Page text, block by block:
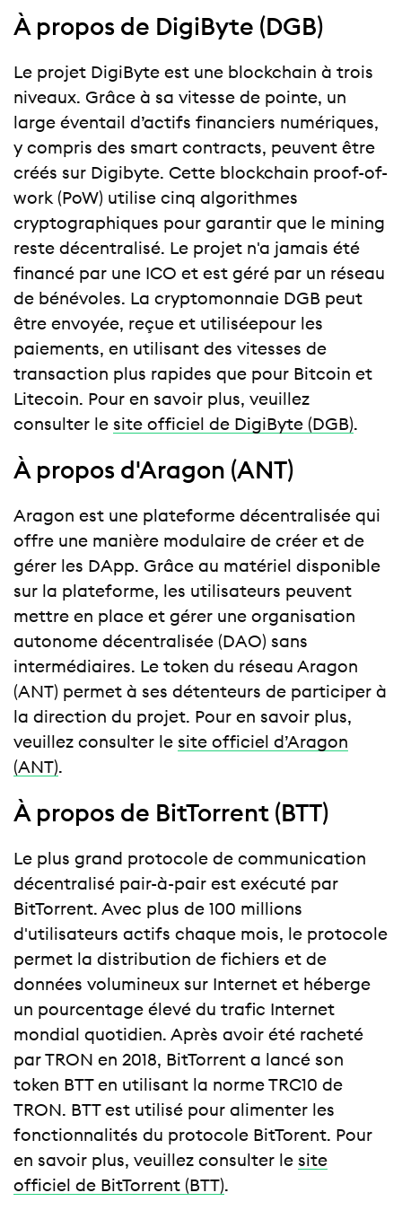
À propos de DigiByte (DGB)
Le projet DigiByte est une blockchain à trois
niveaux. Grâce à sa vitesse de pointe, un
large éventail d’actifs financiers numériques,
y compris des smart contracts, peuvent être
créés sur Digibyte. Cette blockchain proof-of-
work (PoW) utilise cinq algorithmes
cryptographiques pour garantir que le mining
reste décentralisé. Le projet n'a jamais été
financé par une ICO et est géré par un réseau
de bénévoles. La cryptomonnaie DGB peut
être envoyée, reçue et utiliséepour les
paiements, en utilisant des vitesses de
transaction plus rapides que pour Bitcoin et
Litecoin. Pour en savoir plus, veuillez
consulter le site officiel de DigiByte (DGB).
À propos d'Aragon (ANT)
Aragon est une plateforme décentralisée qui
offre une manière modulaire de créer et de
gérer les DApp. Grâce au matériel disponible
sur la plateforme, les utilisateurs peuvent
mettre en place et gérer une organisation
autonome décentralisée (DAO) sans
intermédiaires. Le token du réseau Aragon
(ANT) permet à ses détenteurs de participer à
la direction du projet. Pour en savoir plus,
veuillez consulter le site officiel d’Aragon
(ANT).
À propos de BitTorrent (BTT)
Le plus grand protocole de communication
décentralisé pair-à-pair est exécuté par
BitTorrent. Avec plus de 100 millions
d'utilisateurs actifs chaque mois, le protocole
permet la distribution de fichiers et de
données volumineux sur Internet et héberge
un pourcentage élevé du trafic Internet
mondial quotidien. Après avoir été racheté
par TRON en 2018, BitTorrent a lancé son
token BTT en utilisant la norme TRC10 de
TRON. BTT est utilisé pour alimenter les
fonctionnalités du protocole BitTorent. Pour
en savoir plus, veuillez consulter le site
officiel de BitTorrent (BTT).